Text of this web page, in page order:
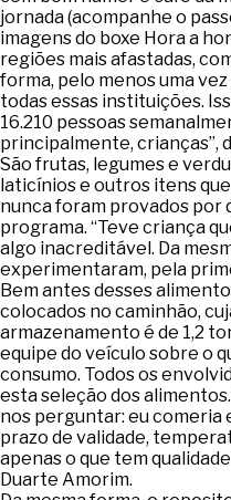
jornada (acompanhe o
imagens do boxe Hora a
regiões mais afastadas,
forma, pelo menos uma
todas essas instituições.
16.210 pessoas
principalmente, crianças”,
São frutas, legumes e
laticínios e outros itens
nunca foram provados por
programa. “Teve criança
algo inacreditável. Da
experimentaram, pela
Bem antes desses
colocados no caminhão,
armazenamento é de 1,2
equipe do veículo sobre o
consumo. Todos os
esta seleção dos
nos perguntar: eu comeria
prazo de validade,
apenas o que tem
Duarte Amorim.